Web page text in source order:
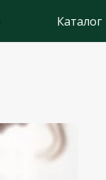
Каталог